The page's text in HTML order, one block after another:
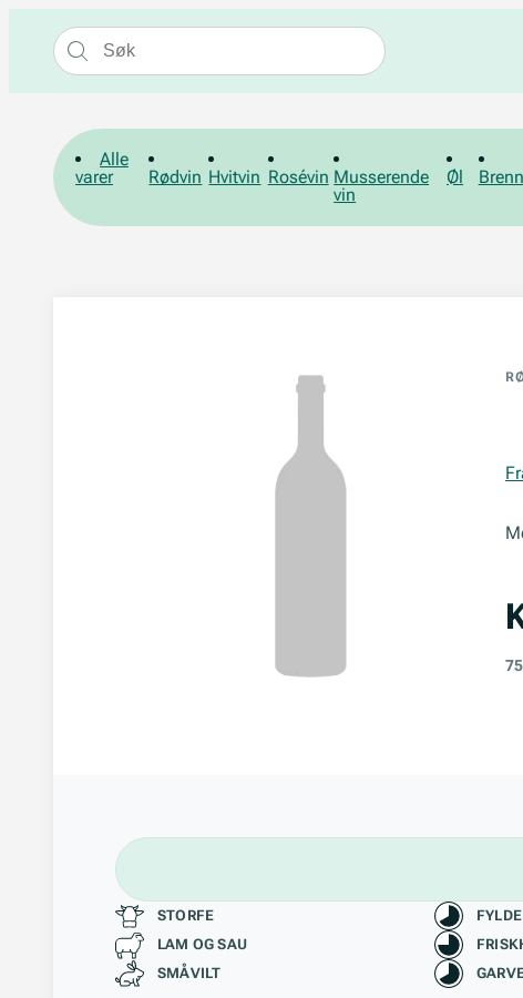
Alle
varer
Rødvin Hvitvin Rosévin Musserende
vin
Øl
Passer til
STORFE
LAM OG SAU
SMÅVILT
FYLDE